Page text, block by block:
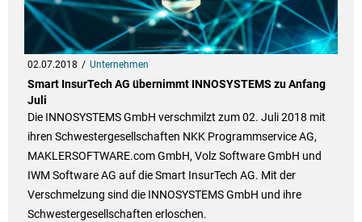
02.07.2018 Unternehmen
Smart InsurTech AG übernimmt INNOSYSTEMS zu Anfang
Juli
Die INNOSYSTEMS GmbH verschmilzt zum 02. Juli 2018 mit
ihren Schwestergesellschaften NKK Programmservice AG,
MAKLERSOFTWARE.com GmbH, Volz Software GmbH und
IWM Software AG auf die Smart InsurTech AG. Mit der
Verschmelzung sind die INNOSYSTEMS GmbH und ihre
Schwestergesellschaften erloschen.